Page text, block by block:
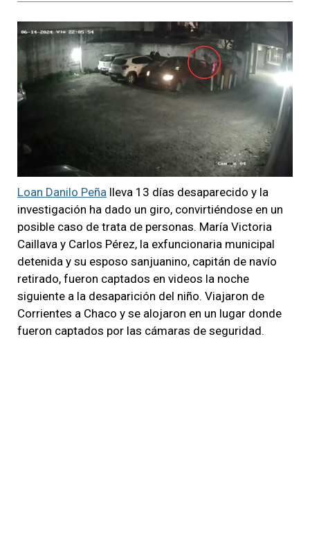
Loan Danilo Peña lleva 13 días desaparecido y la
investigación ha dado un giro, convirtiéndose en un
posible caso de trata de personas. María Victoria
Caillava y Carlos Pérez, la exfuncionaria municipal
detenida y su esposo sanjuanino, capitán de navío
retirado, fueron captados en videos la noche
siguiente a la desaparición del niño. Viajaron de
Corrientes a Chaco y se alojaron en un lugar donde
fueron captados por las cámaras de seguridad.